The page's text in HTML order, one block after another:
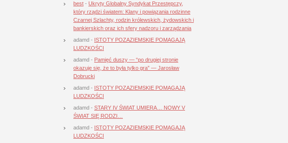
best - Ukryty Globalny Syndykat Przestępczy,
który rządzi światem: Klany i powiązania rodzinne
Czarnej Szlachty, rodzin królewskich, żydowskich i
bankierskich oraz ich sfery nadzoru i zarządzania
adamd - ISTOTY POZAZIEMSKIE POMAGAJĄ
LUDZKOŚCI
adamd - Pamięć duszy — “po drugiej stronie
okazuje się, że to była tylko gra” — Jarosław
Dobrucki
adamd - ISTOTY POZAZIEMSKIE POMAGAJĄ
LUDZKOŚCI
adamd - STARY IV ŚWIAT UMIERA… NOWY V
ŚWIAT SIĘ RODZI…
adamd - ISTOTY POZAZIEMSKIE POMAGAJĄ
LUDZKOŚCI